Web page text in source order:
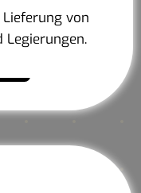
von
Legierungen.